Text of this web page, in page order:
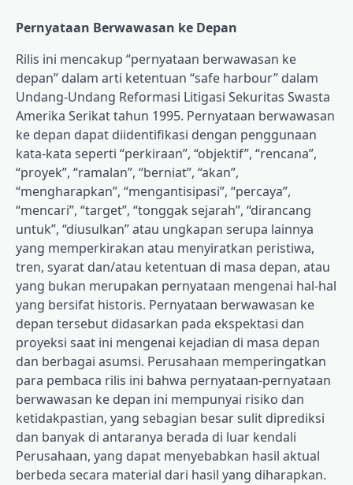
Pernyataan Berwawasan ke Depan
Rilis ini mencakup “pernyataan berwawasan ke
depan” dalam arti ketentuan “safe harbour” dalam
Undang-Undang Reformasi Litigasi Sekuritas Swasta
Amerika Serikat tahun 1995. Pernyataan berwawasan
ke depan dapat diidentifikasi dengan penggunaan
kata-kata seperti “perkiraan”, “objektif”, “rencana”,
“proyek”, “ramalan”, “berniat”, “akan”,
“mengharapkan”, “mengantisipasi”, “percaya”,
“mencari”, “target”, “tonggak sejarah”, “dirancang
untuk”, “diusulkan” atau ungkapan serupa lainnya
yang memperkirakan atau menyiratkan peristiwa,
tren, syarat dan/atau ketentuan di masa depan, atau
yang bukan merupakan pernyataan mengenai hal-hal
yang bersifat historis. Pernyataan berwawasan ke
depan tersebut didasarkan pada ekspektasi dan
proyeksi saat ini mengenai kejadian di masa depan
dan berbagai asumsi. Perusahaan memperingatkan
para pembaca rilis ini bahwa pernyataan-pernyataan
berwawasan ke depan ini mempunyai risiko dan
ketidakpastian, yang sebagian besar sulit diprediksi
dan banyak di antaranya berada di luar kendali
Perusahaan, yang dapat menyebabkan hasil aktual
berbeda secara material dari hasil yang diharapkan.